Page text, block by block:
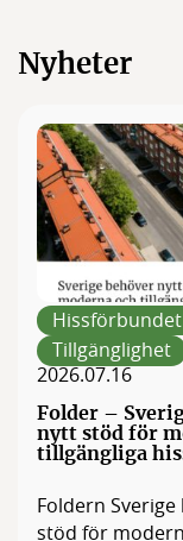
Nyheter
Hissförbundet
Tillgänglighet
2026.07.16
Folder –
nytt stöd för
tillgängliga
Foldern
stöd för